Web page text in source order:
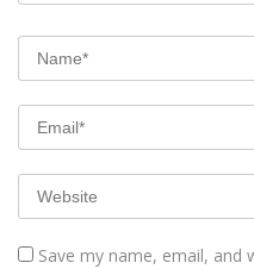
Save my name, email, and